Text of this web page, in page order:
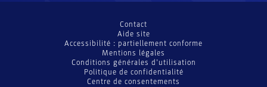
Contact
Aide site
Accessibilité : partiellement conforme
Mentions légales
Conditions générales d’utilisation
Politique de confidentialité
Centre de consentements